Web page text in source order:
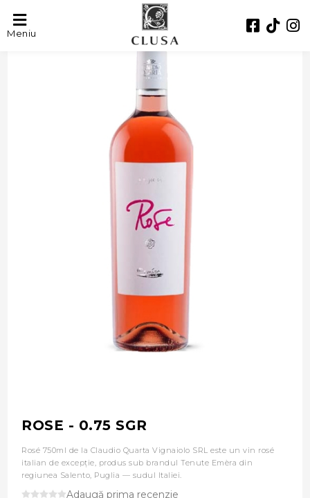
Meniu- 33%
ROSE - 0.75 SGR
Rosé 750ml de la Claudio Quarta Vignaiolo SRL este un vin rosé
italian de excepție, produs sub brandul Tenute Emèra din
regiunea Salento, Puglia — sudul Italiei.
Adaugă prima recenzie